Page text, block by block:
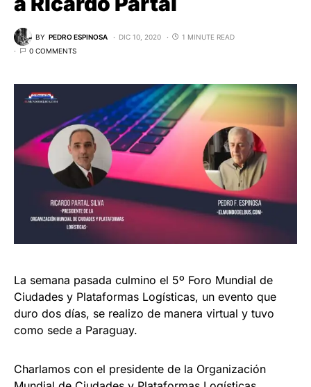
BY PEDRO ESPINOSA DIC 10, 2020
1 MINUTE READ
0 COMMENTS
La semana pasada culmino el 5º Foro Mundial de
Ciudades y Plataformas Logísticas, un evento que
duro dos días, se realizo de manera virtual y tuvo
como sede a Paraguay.
Charlamos con el presidente de la Organización